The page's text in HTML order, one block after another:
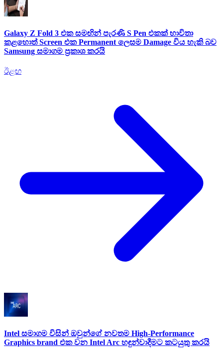
Galaxy Z Fold 3 එක සමඟින් පැරණි S Pen එකක් භාවිතා
කළහොත් Screen එක Permanent ලෙසම Damage විය හැකි බව
Samsung සමාගම ප්‍රකාශ කරයි
ඊළඟ
Intel සමාගම විසින් ඔවුන්ගේ නවතම High-Performance
Graphics brand එක වන Intel Arc හඳුන්වාදීමට කටයුතු කරයි